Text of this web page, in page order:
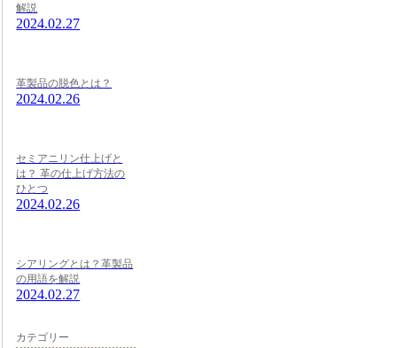
解説
2024.02.27
革製品の脱色とは？
2024.02.26
セミアニリン仕上げと
は？ 革の仕上げ方法の
ひとつ
2024.02.26
シアリングとは？革製品
の用語を解説
2024.02.27
カテゴリー